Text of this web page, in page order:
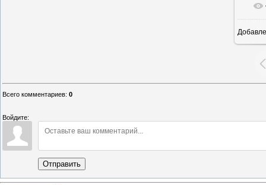
Всего комментариев: 0
Войдите:
Отправить